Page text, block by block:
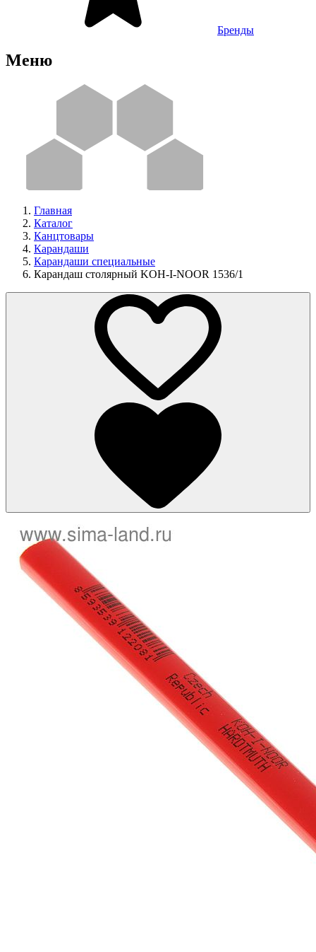
Бренды
Меню
Главная
Каталог
Канцтовары
Карандаши
Карандаши специальные
Карандаш столярный KOH-I-NOOR 1536/1